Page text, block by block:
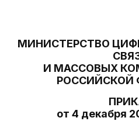
МИНИСТЕРСТВО
И МАССОВЫХ
РОССИЙСКОЙ
от 4 декабря